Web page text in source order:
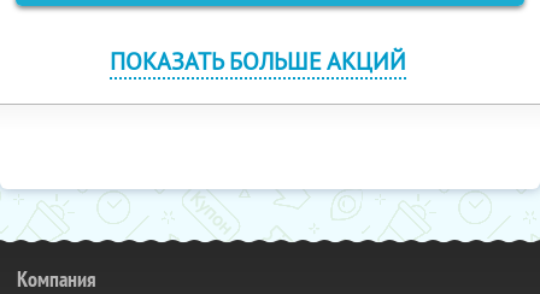
ПОКАЗАТЬ БОЛЬШЕ АКЦИЙ
Компания